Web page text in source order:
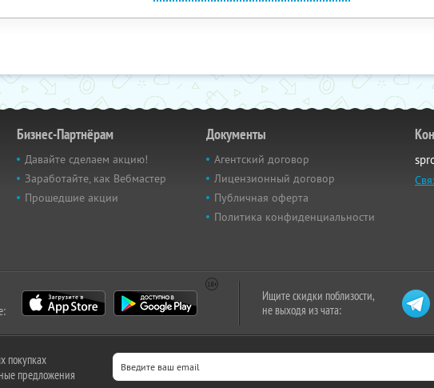
Бизнес-Партнёрам
Давайте сделаем акцию!
Заработайте, как Вебмастер
Прошедшие акции
Документы
Агентский договор
Лицензионный договор
Публичная оферта
Политика конфиденциальности
Ищите скидки поблизости,
не выходя из чата:
покупках
предложения